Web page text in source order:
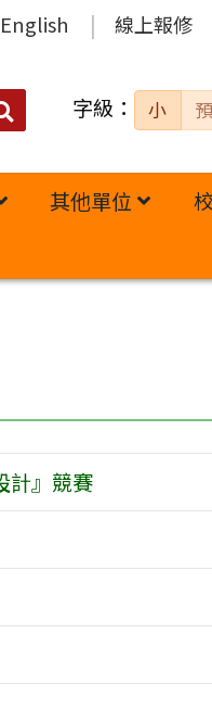
English 線上報修
搜
字級： 小
其他單位
計』競賽